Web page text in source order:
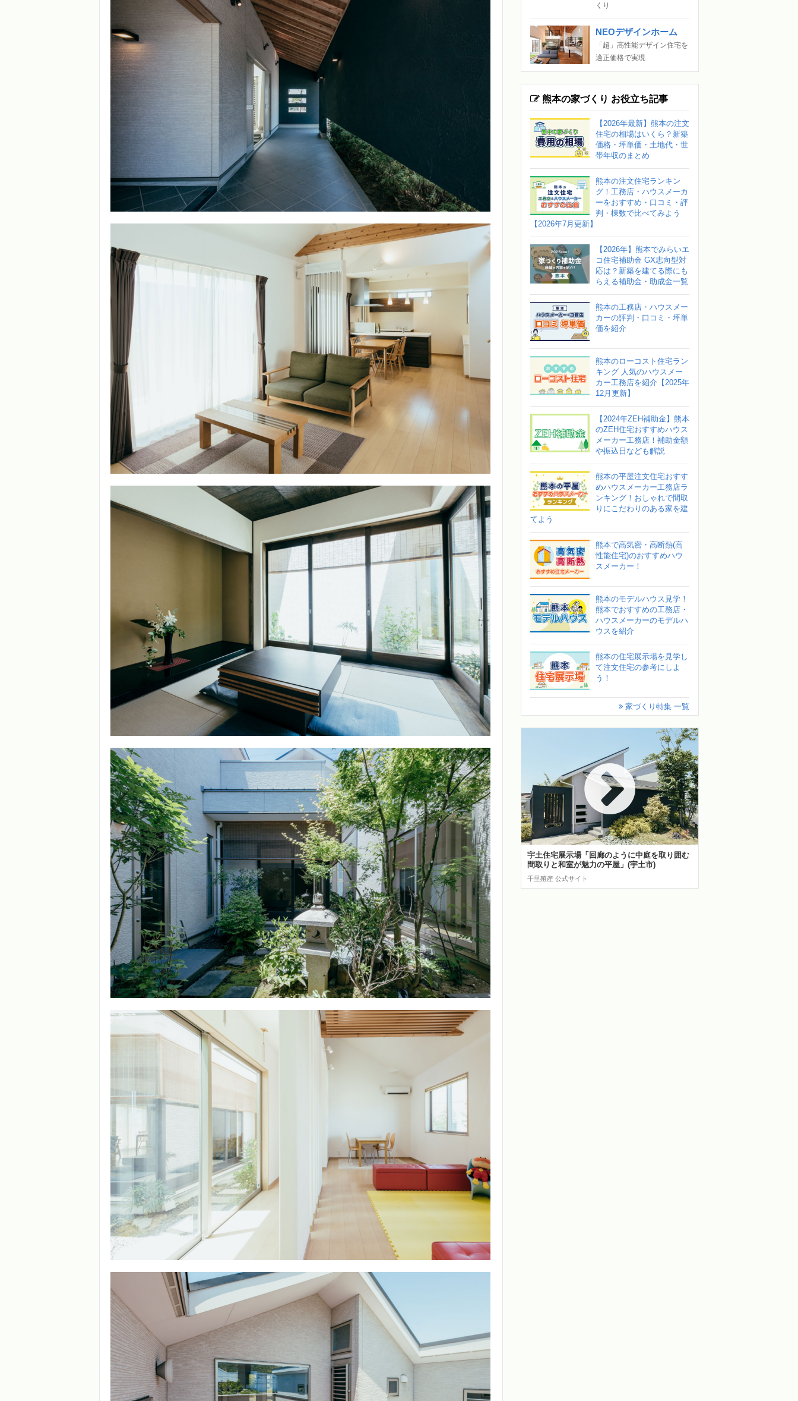
くり
NEOデザインホーム
「超」高性能デザイン住宅を
適正価格で実現
熊本の家づくり お役立ち記事
【2026年最新】熊本の注文
住宅の相場はいくら？新築
価格・坪単価・土地代・世
帯年収のまとめ
熊本の注文住宅ランキン
グ！工務店・ハウスメーカ
ーをおすすめ・口コミ・評
判・棟数で比べてみよう
【2026年7月更新】
【2026年】熊本でみらいエ
コ住宅補助金 GX志向型対
応は？新築を建てる際にも
らえる補助金・助成金一覧
熊本の工務店・ハウスメー
カーの評判・口コミ・坪単
価を紹介
熊本のローコスト住宅ラン
キング 人気のハウスメー
カー工務店を紹介【2025年
12月更新】
【2024年ZEH補助金】熊本
のZEH住宅おすすめハウス
メーカー工務店！補助金額
や振込日なども解説
熊本の平屋注文住宅おすす
めハウスメーカー工務店ラ
ンキング！おしゃれで間取
りにこだわりのある家を建
てよう
熊本で高気密・高断熱(高
性能住宅)のおすすめハウ
スメーカー！
熊本のモデルハウス見学！
熊本でおすすめの工務店・
ハウスメーカーのモデルハ
ウスを紹介
熊本の住宅展示場を見学し
て注文住宅の参考にしよ
う！
家づくり特集 一覧
宇土住宅展示場「回廊のように中庭を取り囲む
間取りと和室が魅力の平屋」(宇土市)
千里殖産 公式サイト